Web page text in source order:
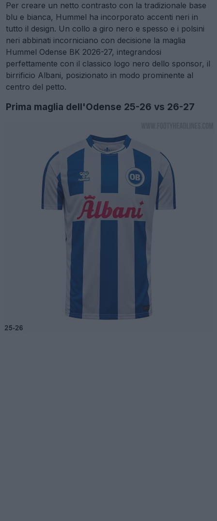
Per creare un netto contrasto con la tradizionale base
blu e bianca, Hummel ha incorporato accenti neri in
tutto il design. Un collo a giro nero e spesso e i polsini
neri abbinati incorniciano con decisione la maglia
Hummel Odense BK 2026-27, integrandosi
perfettamente con il classico logo nero dello sponsor, il
birrificio Albani, posizionato in modo prominente al
centro del petto.
Prima maglia dell'Odense 25-26 vs 26-27